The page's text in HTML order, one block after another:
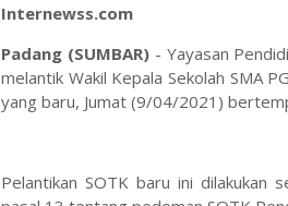
Internewss.com
Padang (SUMBAR)- Yayasan
melantik Wakil Kepala Sekolah SMA
yang baru, Jumat (9/04/2021)
Pelantikan SOTK baru ini dilakukan